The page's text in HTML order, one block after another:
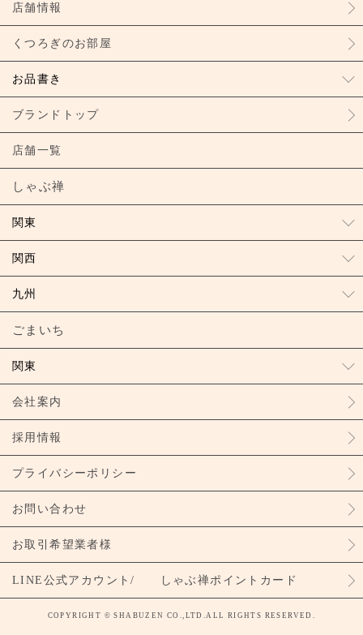
店舗情報
くつろぎのお部屋
お品書き
ブランドトップ
店舗一覧
しゃぶ禅
関東
関西
九州
ごまいち
関東
会社案内
採用情報
プライバシーポリシー
お問い合わせ
お取引希望業者様
LINE公式アカウント/ しゃぶ禅ポイントカード
COPYRIGHT © SHABUZEN CO.,LTD.ALL RIGHTS RESERVED.